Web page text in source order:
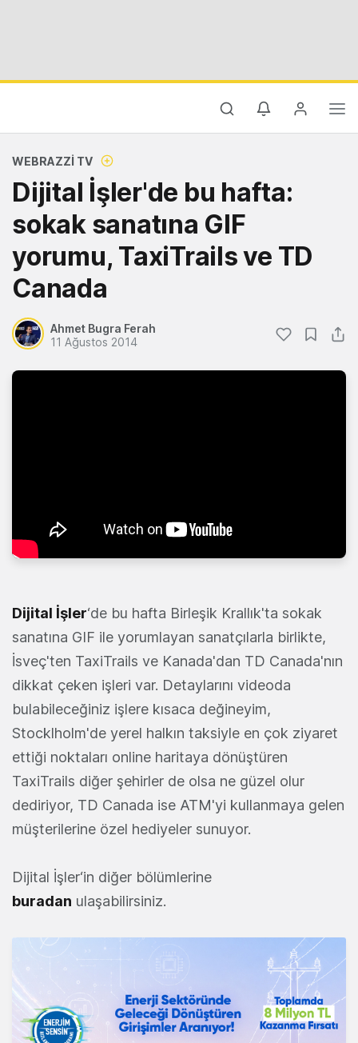
WEBRAZZI TV
Dijital İşler'de bu hafta:
sokak sanatına GIF
yorumu, TaxiTrails ve TD
Canada
Ahmet Bugra Ferah
11 Ağustos 2014
Dijital İşler‘de bu hafta Birleşik Krallık'ta sokak
sanatına GIF ile yorumlayan sanatçılarla birlikte,
İsveç'ten TaxiTrails ve Kanada'dan TD Canada'nın
dikkat çeken işleri var. Detaylarını videoda
bulabileceğiniz işlere kısaca değineyim,
Stocklholm'de yerel halkın taksiyle en çok ziyaret
ettiği noktaları online haritaya dönüştüren
TaxiTrails diğer şehirler de olsa ne güzel olur
dediriyor, TD Canada ise ATM'yi kullanmaya gelen
müşterilerine özel hediyeler sunuyor.
Dijital İşler‘in diğer bölümlerine
buradan ulaşabilirsiniz.